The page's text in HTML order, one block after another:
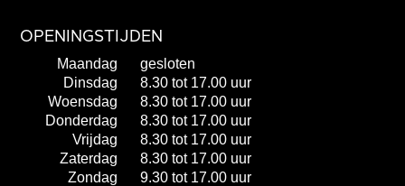
OPENINGSTIJDEN
Maandag
gesloten
Dinsdag
8.30 tot 17.00 uur
Woensdag
8.30 tot 17.00 uur
Donderdag
8.30 tot 17.00 uur
Vrijdag
8.30 tot 17.00 uur
Zaterdag
8.30 tot 17.00 uur
Zondag
9.30 tot 17.00 uur